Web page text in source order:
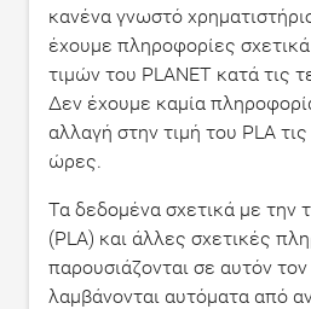
κανένα γνωστό
έχουμε πληροφορίες
τιμών του PLANET κατά τις
Δεν έχουμε καμία
αλλαγή στην τιμή του PLA
ώρες.
Τα δεδομένα σχετικά με την
(PLA) και άλλες σχετικές
παρουσιάζονται σε αυτόν
λαμβάνονται αυτόματα από